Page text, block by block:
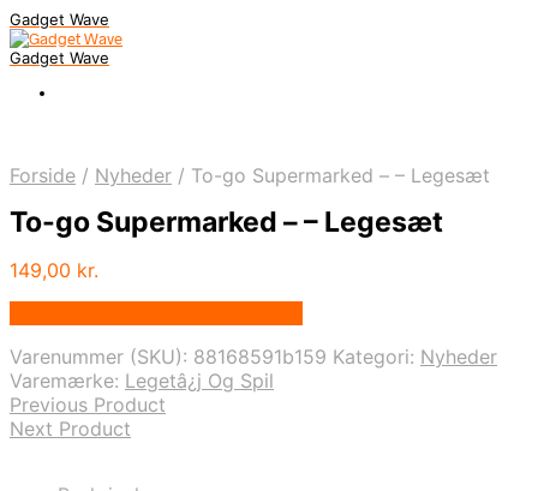
Gadget Wave
Gadget Wave
Forside / Nyheder / To-go Supermarked – – Legesæt
To-go Supermarked – – Legesæt
149,00 kr.
Varenummer (SKU): 88168591b159 Kategori: Nyheder
Varemærke: Legetâ¿j Og Spil
Previous Product
Next Product